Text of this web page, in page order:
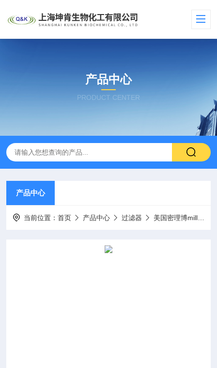
产品中心
PRODUCT CENTER
产品中心
当前位置：首页 产品中心 过滤器 美国密理博millipore